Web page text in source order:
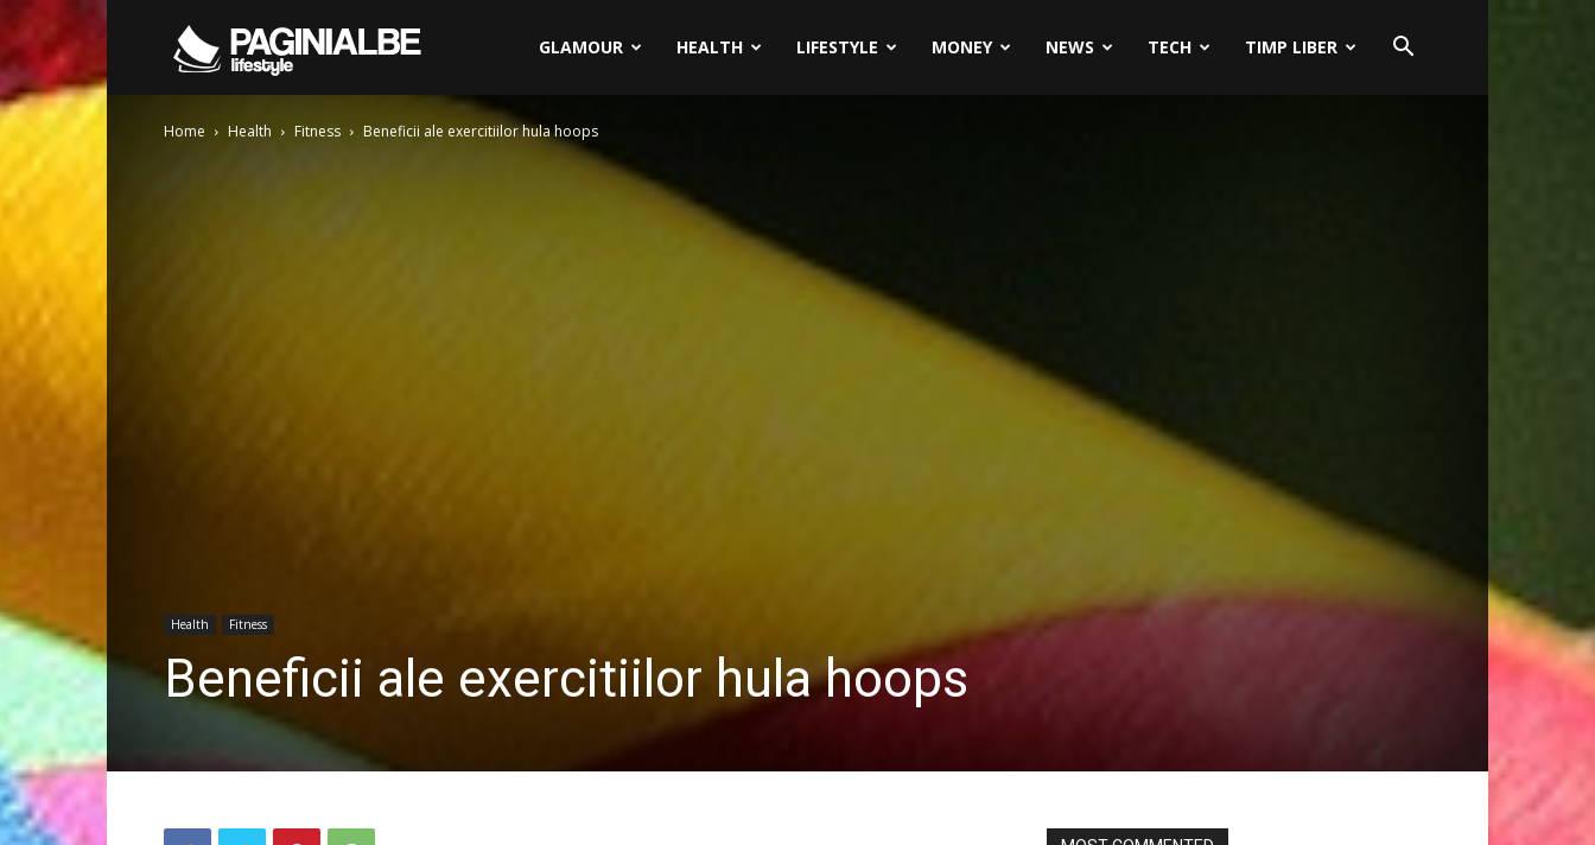
Albe
GLAMOUR HEALTH LIFESTYLE MONEY NEWS TECH TIMP LIBER
Home Health Fitness Beneficii ale exercitiilor hula hoops
Health Fitness
Beneficii ale exercitiilor hula hoops